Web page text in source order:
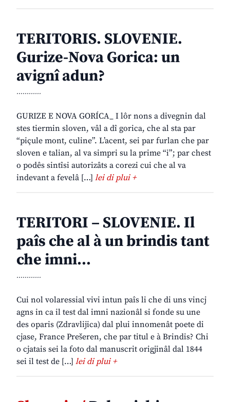
TERITORIS. SLOVENIE.
Gurize-Nova Gorica: un
avignî adun?
............
GURIZE E NOVA GORÍCA_ I lôr nons a divegnin dal
stes tiermin sloven, vâl a dî gorica, che al sta par
“piçule mont, culine”. L’acent, sei par furlan che par
sloven e talian, al va simpri su la prime “i”; par chest
o podês sintîsi autorizâts a corezi cui che al va
indevant a fevelâ […] lei di plui +
TERITORI – SLOVENIE. Il
paîs che al à un brindis tant
che imni…
............
Cui nol volaressial vivi intun paîs li che di uns vincj
agns in ca il test dal imni nazionâl si fonde su une
des oparis (Zdravlijica) dal plui innomenât poete di
cjase, France Prešeren, che par titul e à Brindis? Chi
o cjatais sei la foto dal manuscrit origjinâl dal 1844
sei il test de […] lei di plui +